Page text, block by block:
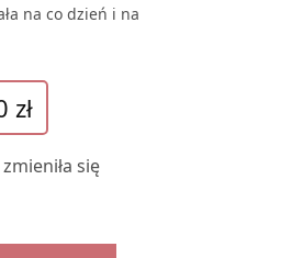
na co dzień i na
zł
88,50 zł.
się